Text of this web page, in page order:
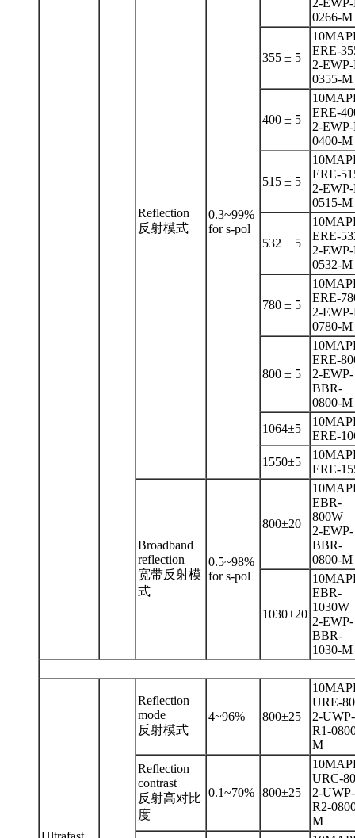
Reflection
反射模式
0.3~99%
for s-pol
0266-M
355 ± 5
ERE-
2-
0355-M
400 ± 5
ERE-
2-
0400-M
515 ± 5
ERE-
2-
0515-M
532 ± 5
ERE-
2-
0532-M
780 ± 5
ERE-
2-
0780-M
800 ± 5
ERE-
2-EWP-
BBR-
0800-M
1064±5
ERE-
1550±5
ERE-
Broadband
reflection
宽带反射模
式
0.5~98%
for s-pol
800±20
EBR-
800W
2-EWP-
BBR-
0800-M
1030±20
EBR-
1030W
2-EWP-
BBR-
1030-M
Reflection
mode
反射模式
4~96% 800±25
URE-
2-UWP-
R1-
M
Reflection
contrast
反射高对比
度
0.1~70% 800±25
URC-
2-UWP-
R2-
M